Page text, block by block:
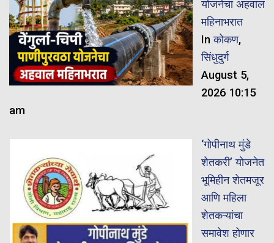
योजनेचा अहवाल
महिनाभरात
Inकोकण,
सिंधुदुर्ग
August 5,
2026 10:15
am
‘गोपीनाथ मुंडे
शेतकरी’ योजनेत
भूमिहीन शेतमजूर
आणि महिला
शेतकऱ्यांचा
समावेश होणार